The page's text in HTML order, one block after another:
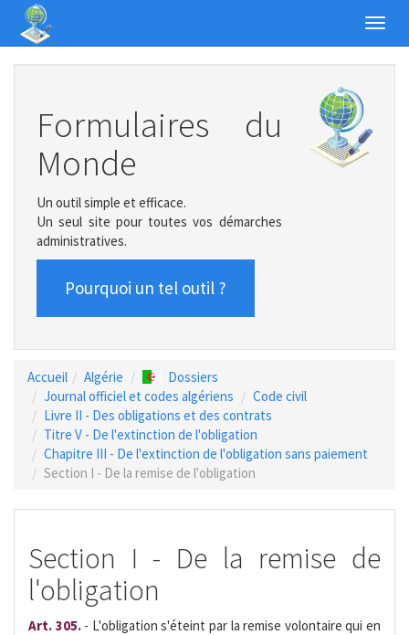
Formulaires du
Monde
Un outil simple et efficace.
Un seul site pour toutes vos démarches
administratives.
Pourquoi un tel outil ?
Accueil Algérie
Dossiers
Journal officiel et codes algériens
Code civil
Livre II - Des obligations et des contrats
Titre V - De l'extinction de l'obligation
Chapitre III - De l'extinction de l'obligation sans paiement
Section I - De la remise de l'obligation
Section I - De la remise de
l'obligation
Art. 305.- L'obligation s'éteint par la remise volontaire qui en